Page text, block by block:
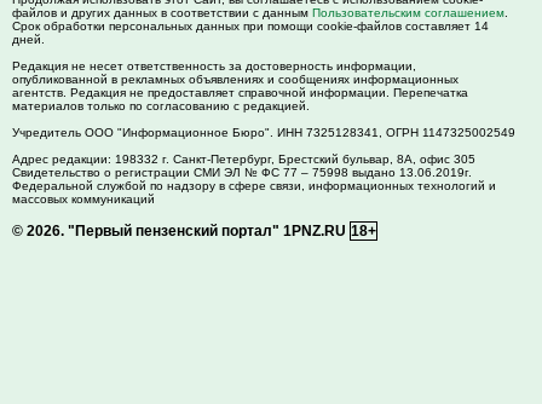
файлов и других данных в соответствии с данным Пользовательским соглашением
Срок обработки персональных данных при помощи cookie-файлов составляет 14
дней.
Редакция не несет ответственность за достоверность информации,
опубликованной в рекламных объявлениях и сообщениях информационных
агентств. Редакция не предоставляет справочной информации. Перепечатка
материалов только по согласованию с редакцией.
Учредитель ООО "Информационное Бюро". ИНН 7325128341, ОГРН 1147325002549
Адрес редакции: 198332 г. Санкт-Петербург, Брестский бульвар, 8А, офис 305
Свидетельство о регистрации СМИ ЭЛ № ФС 77 – 75998 выдано 13.06.2019г.
Федеральной службой по надзору в сфере связи, информационных технологий и
массовых коммуникаций
© 2026. "Первый пензенский портал" 1PNZ.RU 18+